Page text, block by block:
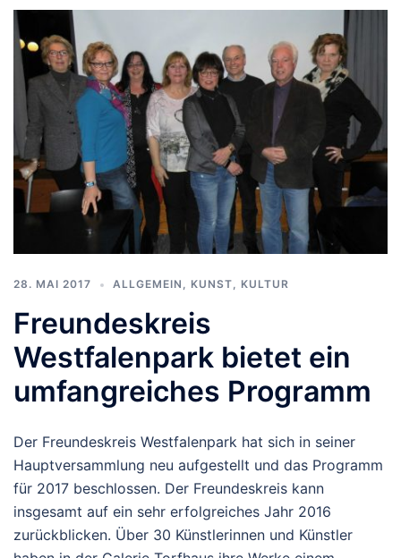
28. MAI 2017 ALLGEMEIN , KUNST, KULTUR
Freundeskreis
Westfalenpark bietet ein
umfangreiches Programm
Der Freundeskreis Westfalenpark hat sich in seiner
Hauptversammlung neu aufgestellt und das Programm
für 2017 beschlossen. Der Freundeskreis kann
insgesamt auf ein sehr erfolgreiches Jahr 2016
zurückblicken. Über 30 Künstlerinnen und Künstler